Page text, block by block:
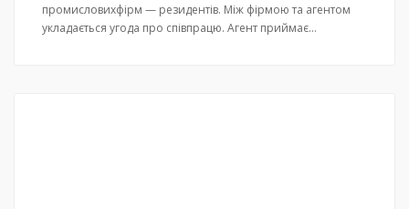
промисловихфірм — резидентів. Між фірмою та агентом
укладається угода про співпрацю. Агент приймає…